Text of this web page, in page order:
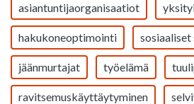
asiantuntijaorganisaatiot
hakukoneoptimointi sosiaaliset
jäänmurtajat työelämä
ravitsemuskäyttäytyminen